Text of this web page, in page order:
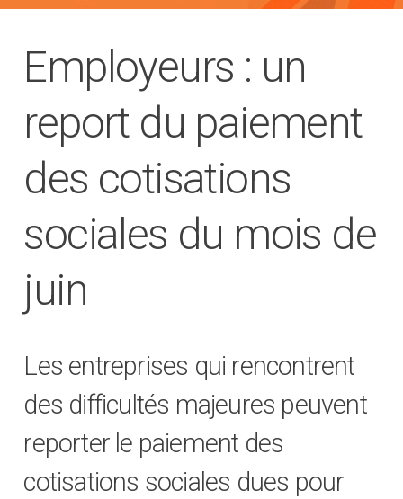
Employeurs : un
report du paiement
des cotisations
sociales du mois de
juin
Les entreprises qui rencontrent
des difficultés majeures peuvent
reporter le paiement des
cotisations sociales dues pour